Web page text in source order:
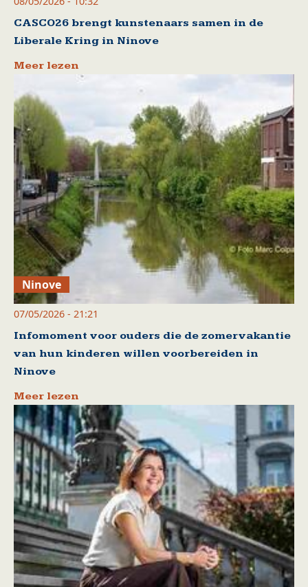
CASCO26 brengt kunstenaars samen in de
Liberale Kring in Ninove
Meer lezen
Ninove
07/05/2026 - 21:21
Infomoment voor ouders die de zomervakantie
van hun kinderen willen voorbereiden in
Ninove
Meer lezen